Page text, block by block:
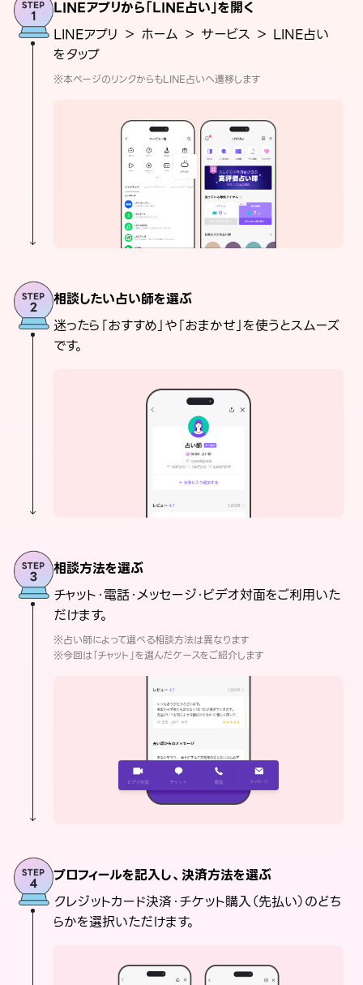
LINEアプリから「LINE占い」を開く
LINEアプリ ＞ ホーム ＞ サービス ＞ LINE占い
をタップ
※本ページのリンクからもLINE占いへ遷移します
相談したい占い師を選ぶ
迷ったら「おすすめ」や「おまかせ」を使うとスムーズ
です。
相談方法を選ぶ
チャット・電話・メッセージ・ビデオ対面をご利用いた
だけます。
※占い師によって選べる相談方法は異なります
※今回は「チャット」を選んだケースをご紹介します
プロフィールを記入し、決済方法を選ぶ
クレジットカード決済・チケット購入（先払い）のどち
らかを選択いただけます。